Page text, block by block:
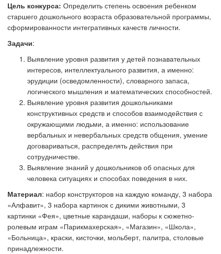
Цель конкурса: Определить степень освоения ребенком
старшего дошкольного возраста образовательной программы,
сформированности интегративных качеств личности.
Задачи:
Выявление уровня развития у детей познавательных
интересов, интеллектуального развития, а именно:
эрудиции (осведомленности), словарного запаса,
логического мышления и математических способностей.
Выявление уровня развития дошкольниками
конструктивных средств и способов взаимодействия с
окружающими людьми, а именно: использование
вербальных и невербальных средств общения, умение
договариваться, распределять действия при
сотрудничестве.
Выявление знаний у дошкольников об опасных для
человека ситуациях и способах поведения в них.
Материал: набор конструкторов на каждую команду, 3 набора
«Алфавит», 3 набора картинок с дикими животными, 3
картинки «Фея», цветные карандаши, наборы к сюжетно-
ролевым играм «Парикмахерская», «Магазин», «Школа»,
«Больница», краски, кисточки, мольберт, палитра, столовые
принадлежности.